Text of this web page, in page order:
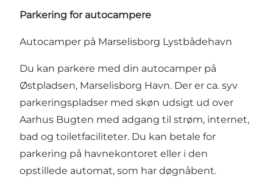
Parkering for autocampere
Autocamper på Marselisborg Lystbådehavn
Du kan parkere med din autocamper på
Østpladsen, Marselisborg Havn. Der er ca. syv
parkeringspladser med skøn udsigt ud over
Aarhus Bugten med adgang til strøm, internet,
bad og toiletfaciliteter. Du kan betale for
parkering på havnekontoret eller i den
opstillede automat, som har døgnåbent.